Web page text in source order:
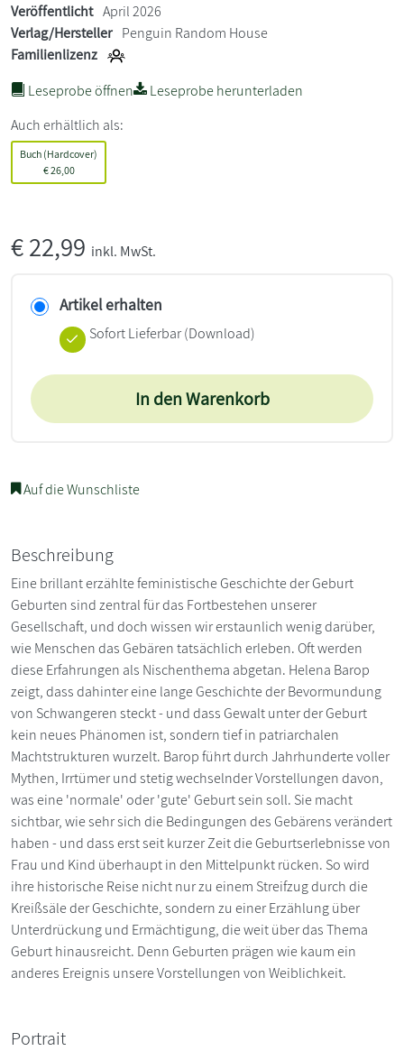
Veröffentlicht April 2026
Verlag/Hersteller Penguin Random House
Familienlizenz
Leseprobe öffnen
Leseprobe herunterladen
Auch erhältlich als:
Buch (Hardcover)
€26,00
€22,99 inkl. MwSt.
Artikel erhalten
Sofort Lieferbar (Download)
In den Warenkorb
Auf die Wunschliste
Beschreibung
Eine brillant erzählte feministische Geschichte der Geburt
Geburten sind zentral für das Fortbestehen unserer
Gesellschaft, und doch wissen wir erstaunlich wenig darüber,
wie Menschen das Gebären tatsächlich erleben. Oft werden
diese Erfahrungen als Nischenthema abgetan. Helena Barop
zeigt, dass dahinter eine lange Geschichte der Bevormundung
von Schwangeren steckt - und dass Gewalt unter der Geburt
kein neues Phänomen ist, sondern tief in patriarchalen
Machtstrukturen wurzelt. Barop führt durch Jahrhunderte voller
Mythen, Irrtümer und stetig wechselnder Vorstellungen davon,
was eine 'normale' oder 'gute' Geburt sein soll. Sie macht
sichtbar, wie sehr sich die Bedingungen des Gebärens verändert
haben - und dass erst seit kurzer Zeit die Geburtserlebnisse von
Frau und Kind überhaupt in den Mittelpunkt rücken. So wird
ihre historische Reise nicht nur zu einem Streifzug durch die
Kreißsäle der Geschichte, sondern zu einer Erzählung über
Unterdrückung und Ermächtigung, die weit über das Thema
Geburt hinausreicht. Denn Geburten prägen wie kaum ein
anderes Ereignis unsere Vorstellungen von Weiblichkeit.
Portrait